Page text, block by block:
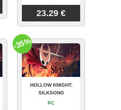
23.29 €
HOLLOW KNIGHT:
SILKSONG
PC
-35%